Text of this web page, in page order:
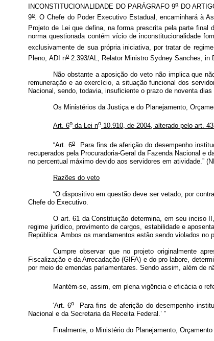
INCONSTITUCIONALIDADE DO PARÁGRAFO 9oDO
9o. O Chefe do Poder Executivo Estadual, encaminhará à
Projeto de Lei que defina, na forma prescrita pela parte final
norma questionada contém vício de inconstitucionalidade
exclusivamente de sua própria iniciativa, por tratar de
Pleno,ADI no2.393/AL, Relator Ministro Sydney Sanches, in
Não obstante a aposição do veto não implica que
remuneração e ao exercício, a situação funcional dos
Nacional, sendo, todavia, insuficiente o prazo de noventa
Os Ministérios da Justiça e do Planejamento,
Art. 6oda Lei no10.910, de 2004, alterado pelo art.
“Art. 6oPara fins de aferição do desempenho
recuperados pela Procuradoria-Geral da Fazenda Nacional e
no percentual máximo devido aos servidores em atividade.”
Razões do veto
“O dispositivo em questão deve ser vetado, por
Chefe do Executivo.
O art. 61 da Constituição determina, em seu inciso
regime jurídico, provimento de cargos, estabilidade e
República. Ambos os mandamentos estão sendo violados no
Cumpre observar que no projeto originalmente
Fiscalização e da Arrecadação (GIFA) e do pro labore,
por meio de emendas parlamentares. Sendo assim, além de
Mantém-se, assim, em plena vigência e eficácia o
‘Art. 6o Para fins de aferição do desempenho
Nacional e da Secretaria da Receita Federal.’ ”
Finalmente, o Ministério do Planejamento,